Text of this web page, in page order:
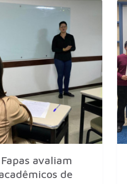
avaliam
de